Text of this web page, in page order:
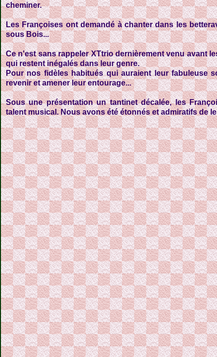
cheminer.
Les Françoises ont demandé à chanter dans les
sous Bois...
Ce n'est sans rappeler XTtrio dernièrement venu avant
qui restent inégalés dans leur genre.
Pour nos fidèles habitués qui auraient leur fabuleuse
revenir et amener leur entourage...
Sous une présentation un tantinet décalée, les
talent musical. Nous avons été étonnés et admiratifs de